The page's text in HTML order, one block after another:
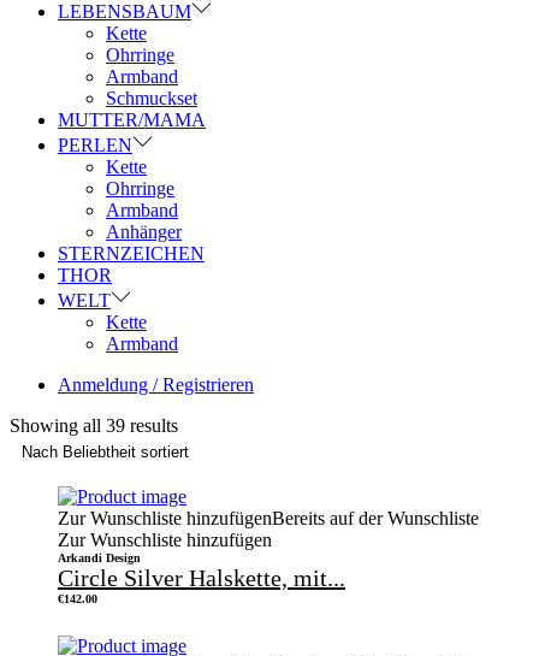
LEBENSBAUM
Kette
Ohrringe
Armband
Schmuckset
MUTTER/MAMA
PERLEN
Kette
Ohrringe
Armband
Anhänger
STERNZEICHEN
THOR
WELT
Kette
Armband
Anmeldung / Registrieren
Showing all 39 results
Zur Wunschliste hinzufügenBereits auf der Wunschliste
Zur Wunschliste hinzufügen
Arkandi Design
Circle Silver Halskette, mit...
€142.00